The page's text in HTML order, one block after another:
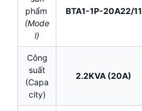
phẩm
(Mode
l)
BTA1-1P-20A22/11
Công
suất
(Capa
city)
2.2KVA (20A)